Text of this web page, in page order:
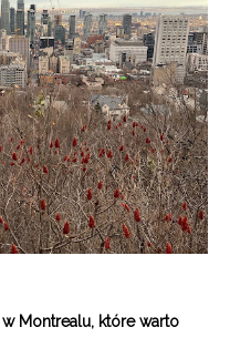
Montrealu, które warto